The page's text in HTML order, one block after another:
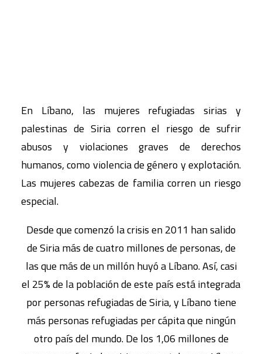
En Líbano, las mujeres refugiadas sirias y
palestinas de Siria corren el riesgo de sufrir
abusos y violaciones graves de derechos
humanos, como violencia de género y explotación.
Las mujeres cabezas de familia corren un riesgo
especial.
Desde que comenzó la crisis en 2011 han salido
de Siria más de cuatro millones de personas, de
las que más de un millón huyó a Líbano. Así, casi
el 25% de la población de este país está integrada
por personas refugiadas de Siria, y Líbano tiene
más personas refugiadas per cápita que ningún
otro país del mundo. De los 1,06 millones de